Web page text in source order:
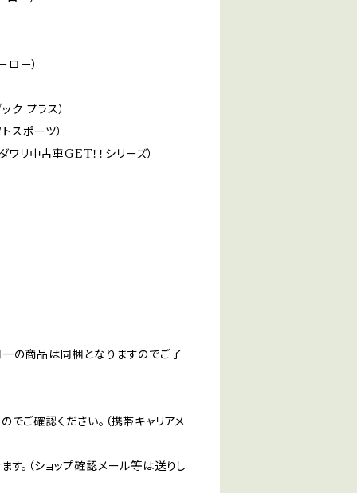
ロー）
ク プラス）
スポーツ）
ワリ中古車GET！！シリーズ）
の商品は同梱となりますのでご了
ご確認ください。（携帯キャリアメ
。（ショップ確認メール等は送りし